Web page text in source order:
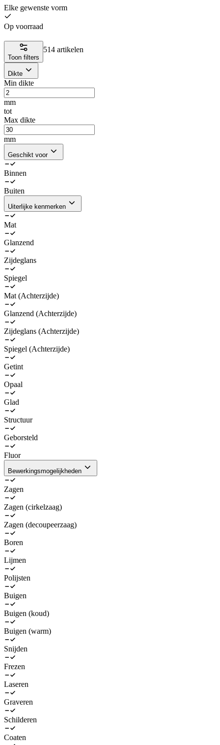
Elke gewenste vorm
Op voorraad
Toon filters
514 artikelen
Dikte
Min dikte
mm
tot
Max dikte
mm
Geschikt voor
Binnen
Buiten
Uiterlijke kenmerken
Mat
Glanzend
Zijdeglans
Spiegel
Mat (Achterzijde)
Glanzend (Achterzijde)
Zijdeglans (Achterzijde)
Spiegel (Achterzijde)
Getint
Opaal
Glad
Structuur
Geborsteld
Fluor
Bewerkingsmogelijkheden
Zagen
Zagen (cirkelzaag)
Zagen (decoupeerzaag)
Boren
Lijmen
Polijsten
Buigen
Buigen (koud)
Buigen (warm)
Snijden
Frezen
Laseren
Graveren
Schilderen
Coaten